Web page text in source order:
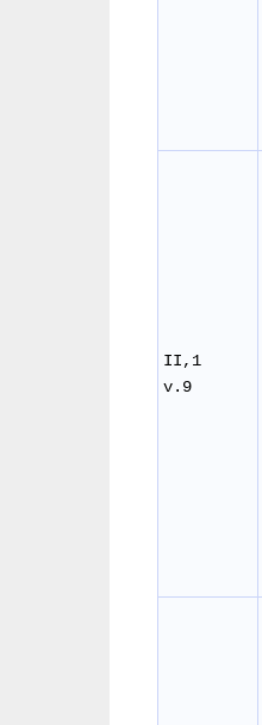
II,1
v.9